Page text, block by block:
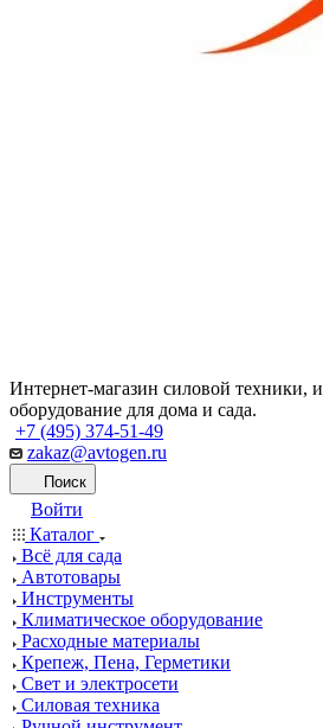
Интернет-магазин силовой техники,
оборудование для дома и сада.
+7 (495) 374-51-49
zakaz@avtogen.ru
Поиск
Войти
Каталог
Всё для сада
Автотовары
Инструменты
Климатическое оборудование
Расходные материалы
Крепеж, Пена, Герметики
Свет и электросети
Силовая техника